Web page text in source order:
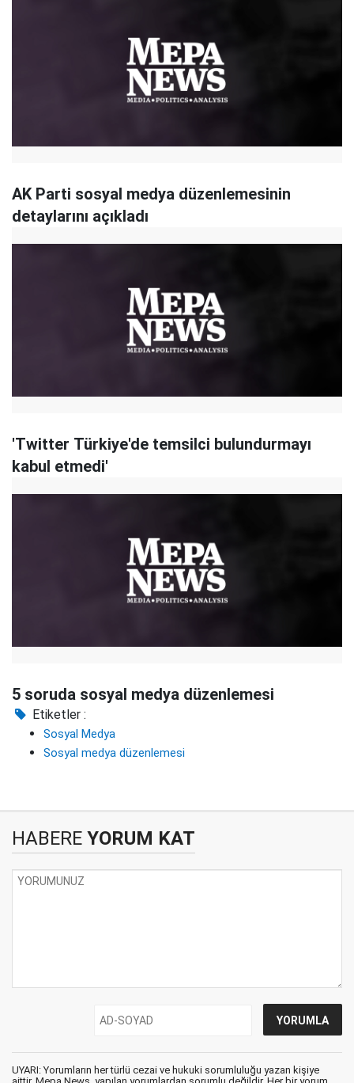
AK Parti sosyal medya düzenlemesinin
detaylarını açıkladı
'Twitter Türkiye'de temsilci bulundurmayı
kabul etmedi'
5 soruda sosyal medya düzenlemesi
Etiketler :
Sosyal Medya
Sosyal medya düzenlemesi
HABERE YORUM KAT
UYARI: Yorumların her türlü cezai ve hukuki sorumluluğu yazan kişiye